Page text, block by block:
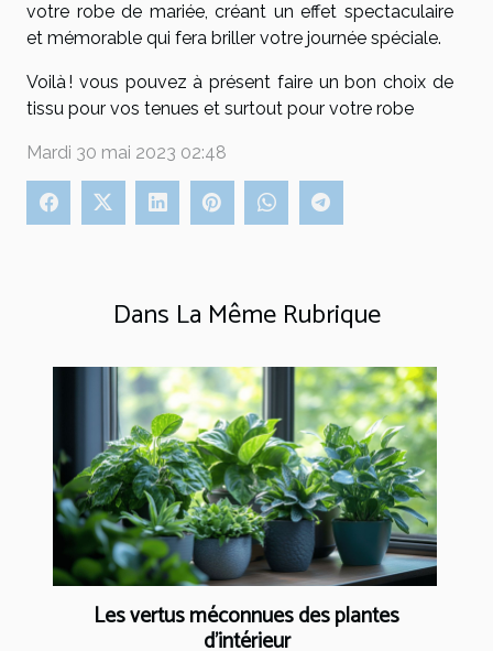
votre robe de mariée, créant un effet spectaculaire
et mémorable qui fera briller votre journée spéciale.
Voilà ! vous pouvez à présent faire un bon choix de
tissu pour vos tenues et surtout pour votre robe
Mardi 30 mai 2023 02:48
Dans La Même Rubrique
Les vertus méconnues des plantes
d'intérieur